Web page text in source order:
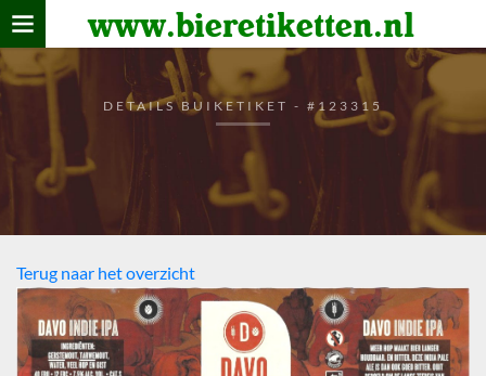
www.bieretiketten.nl
Home
verzamelen
De bierkaart
Bezoekers
DETAILS BUIKETIKET - #123315
Terug naar het overzicht